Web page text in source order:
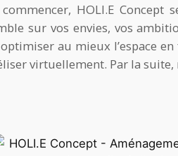
HOLI.E
sur vos envies, vos
au mieux l’espace
virtuellement. Par la suite,